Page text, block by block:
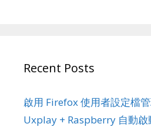
Recent Posts
啟用 Firefox 使用者設定檔
Uxplay + Raspberry 自動